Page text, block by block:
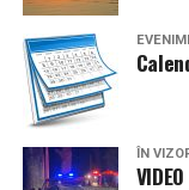
Parfumuri
AtâtLa La Lime
Scents, prima
de nișă.
ÎN